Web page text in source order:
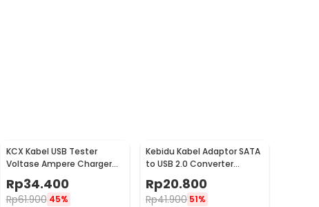
KCX Kabel USB Tester
Voltase Ampere Charger
Power Bank Voltmeter -
KCX-017
Rp34.400
Rp61.900 45%
Kebidu Kabel Adaptor SATA
to USB 2.0 Converter
HDD/SSD 2.5 Inch 30cm -
CC017
Rp20.800
Rp41.900 51%